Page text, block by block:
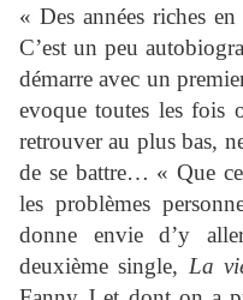
« Des années riches
C’est un peu
démarre avec un
evoque toutes les fois
retrouver au plus bas,
de se battre… « Que
les problèmes
donne envie d’y
deuxième single, La